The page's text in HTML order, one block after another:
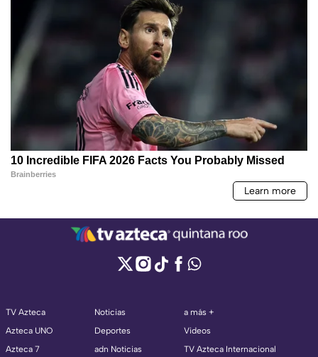
TV Azteca
Azteca UNO
Azteca 7
Noticias
Deportes
adn Noticias
a más +
Videos
TV Azteca Internacional